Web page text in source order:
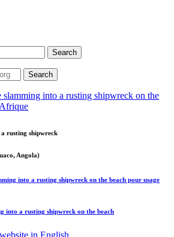
rusting shipwreck
Angola)
into a rusting shipwreck on the beach pour usage
into a rusting shipwreck on the beach